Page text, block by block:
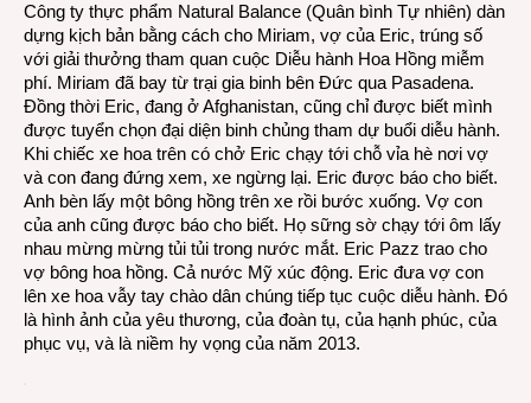
Công ty thực phẩm Natural Balance (Quân bình Tự nhiên) dàn
dựng kịch bản bằng cách cho Miriam, vợ của Eric, trúng số
với giải thưởng tham quan cuộc Diễu hành Hoa Hồng miễm
phí. Miriam đã bay từ trại gia binh bên Đức qua Pasadena.
Đồng thời Eric, đang ở Afghanistan, cũng chỉ được biết mình
được tuyển chọn đại diện binh chủng tham dự buổi diễu hành.
Khi chiếc xe hoa trên có chở Eric chạy tới chỗ vỉa hè nơi vợ
và con đang đứng xem, xe ngừng lại. Eric được báo cho biết.
Anh bèn lấy một bông hồng trên xe rồi bước xuống. Vợ con
của anh cũng được báo cho biết. Họ sững sờ chạy tới ôm lấy
nhau mừng mừng tủi tủi trong nước mắt. Eric Pazz trao cho
vợ bông hoa hồng. Cả nước Mỹ xúc động. Eric đưa vợ con
lên xe hoa vẫy tay chào dân chúng tiếp tục cuộc diễu hành. Đó
là hình ảnh của yêu thương, của đoàn tụ, của hạnh phúc, của
phục vụ, và là niềm hy vọng của năm 2013.